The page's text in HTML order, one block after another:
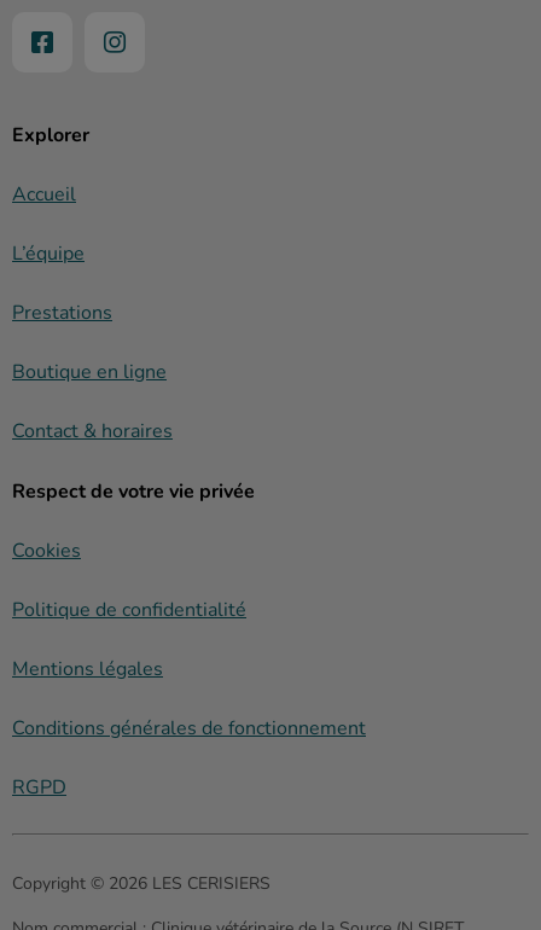
Explorer
Accueil
L’équipe
Prestations
Boutique en ligne
Contact & horaires
Respect de votre vie privée
Cookies
Politique de confidentialité
Mentions légales
Conditions générales de fonctionnement
RGPD
Copyright © 2026 LES CERISIERS